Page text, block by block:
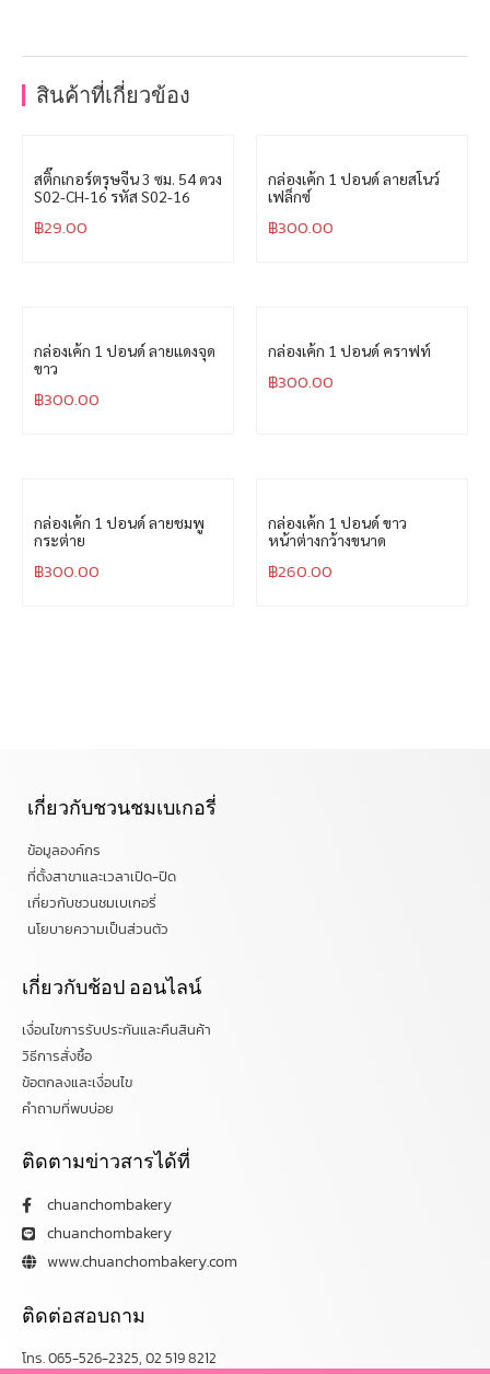
สินค้าที่เกี่ยวข้อง
สติ๊กเกอร์ตรุษจีน 3 ซม. 54 ดวง
S02-CH-16 รหัส S02-16
฿29.00
กล่องเค้ก 1 ปอนด์ ลายสโนว์
เฟล็กซ์
฿300.00
กล่องเค้ก 1 ปอนด์ ลายแดงจุด
ขาว
฿300.00
กล่องเค้ก 1 ปอนด์ คราฟท์
฿300.00
กล่องเค้ก 1 ปอนด์ ลายชมพู
กระต่าย
฿300.00
กล่องเค้ก 1 ปอนด์ ขาว
หน้าต่างกว้างขนาด
฿260.00
เกี่ยวกับชวนชมเบเกอรี่
ข้อมูลองค์กร
ที่ตั้งสาขาและเวลาเปิด-ปิด
เกี่ยวกับชวนชมเบเกอรี่
นโยบายความเป็นส่วนตัว
เกี่ยวกับช้อป ออนไลน์
เงื่อนไขการรับประกันและคืนสินค้า
วิธีการสั่งซื้อ
ข้อตกลงและเงื่อนไข
คำถามที่พบบ่อย
ติดตามข่าวสารได้ที่
chuanchombakery
chuanchombakery
www.chuanchombakery.com
ติดต่อสอบถาม
โทร. 065-526-2325, 02 519 8212